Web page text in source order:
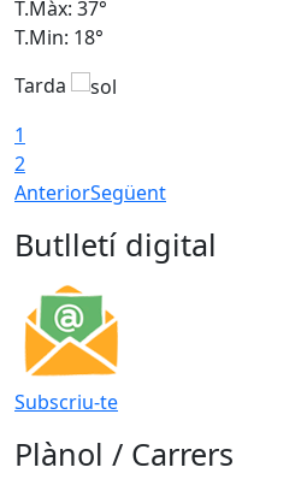
T.Màx: 37°
T.Min: 18°
Tarda
1
2
AnteriorSegüent
Butlletí digital
Subscriu-te
Plànol / Carrers